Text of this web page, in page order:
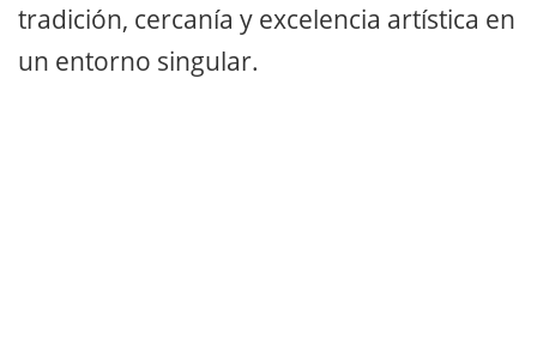
tradición, cercanía y excelencia artística en
un entorno singular.